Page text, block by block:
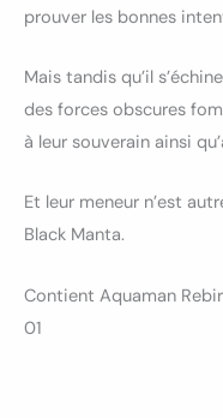
prouver les bonnes
Mais tandis qu’il
des forces obscures
à leur souverain ainsi
Et leur meneur n’est
Black Manta.
Contient Aquaman
01